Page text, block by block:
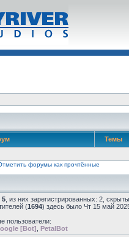
Темы
форумы как прочтённые
5 , из них зарегистрированных: 2,
(1694) здесь было Чт 15 май
пользователи:
[Bot] PetalBot